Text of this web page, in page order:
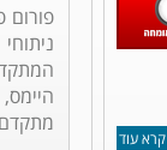
פורום
מתקדם
קרא עוד